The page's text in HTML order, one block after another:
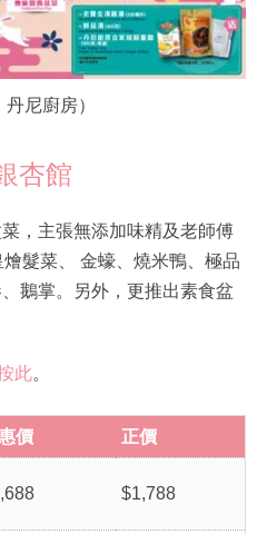
尼廚房）
杏館
，主張無添加味精及老師傅
髮菜、 金蠔、燒米鴨、極品
鵝掌。另外，更推出素食盆
此。
價 正價
$1,788